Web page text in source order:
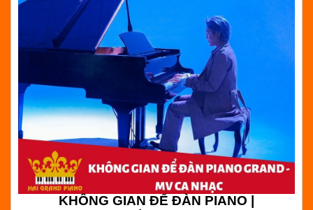
KHÔNG GIAN ĐỂ ĐÀN PIANO BIỂU DIỄN | GAMESHOW
HÃY NGHE TÔI HÁT NHÍ | HẢI GRAND PIANO -
CHUYÊN BÁN ĐÀN GRAND PIANO GIÁ RẺ TẠI TPHCM
KHÔNG GIAN ĐỂ ĐÀN PIANO |